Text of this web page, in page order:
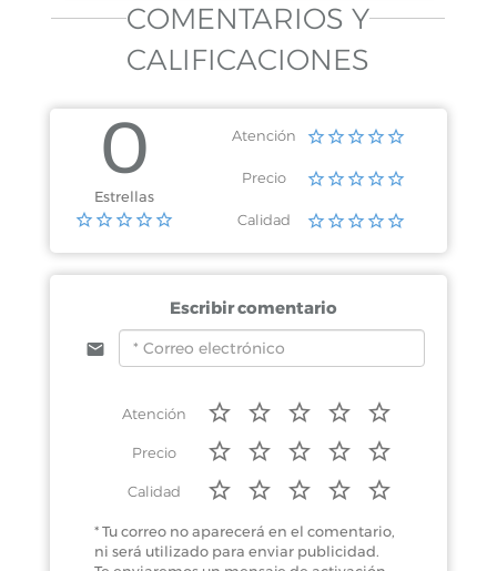
COMENTARIOS Y
CALIFICACIONES
0
Estrellas
Atención
Precio
Calidad
Escribir comentario
Atención
Precio
Calidad
* Tu correo no aparecerá en el comentario,
ni será utilizado para enviar publicidad.